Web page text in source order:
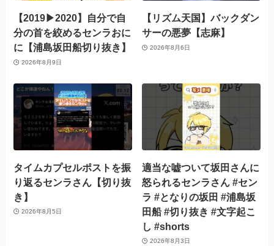
【2019▶︎2020】自分で自
分の首を絞めるセンラおに
に【浦島坂田船切り抜き】
2026年8月9日
【リズム天国】バックダン
サーの悪夢【志麻】
2026年8月6日
タイムカプセルポストを振
り返るセンラさん【切り抜
き】
2026年8月5日
適当な嘘ついて坂田さんに
怒られるセンラさん #セン
ラ #となりの坂田 #浦島坂
田船 #切り抜き #文字起こ
し #shorts
2026年8月3日